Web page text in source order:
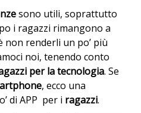
sono utili, soprattutto
i ragazzi rimangono a
non renderli un po’ più
noi, tenendo conto
per la tecnologia. Se
, ecco una
di APP per i ragazzi.